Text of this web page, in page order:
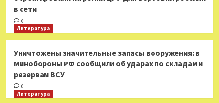
в сети
0
Литература
Уничтожены значительные запасы вооружения: в
Минобороны РФ сообщили об ударах по складам и
резервам ВСУ
0
Литература